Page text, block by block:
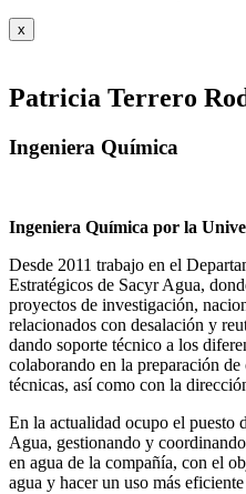
x
Patricia Terrero
Ingeniera Química
Ingeniera Química por la
Desde 2011 trabajo en el
Estratégicos de Sacyr Agua,
proyectos de investigación,
relacionados con desalación y
dando soporte técnico a los
colaborando en la preparación
técnicas, así como con la
En la actualidad ocupo el puesto
Agua, gestionando y
en agua de la compañía, con el
agua y hacer un uso más